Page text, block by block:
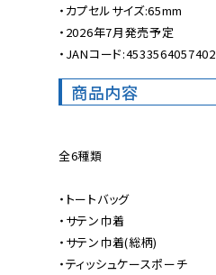
・カプセルサイズ:65mm
・2026年7月発売予定
・JANコード:4533564057402
商品内容
全6種類
・トートバッグ
・サテン巾着
・サテン巾着(総柄)
・ティッシュケースポーチ